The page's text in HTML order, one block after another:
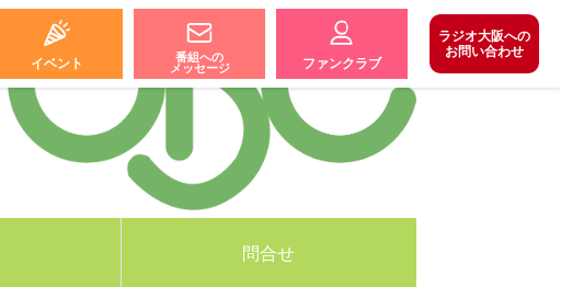
イベント
番組への
メッセージ
ファンクラブ
ラジオ大阪への
お問い合わせ
問合せ